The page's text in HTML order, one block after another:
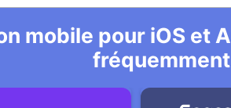
mobile pour iOS et